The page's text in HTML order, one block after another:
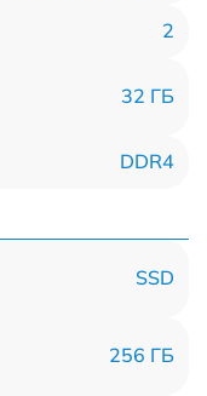
2
32 ГБ
DDR4
SSD
256 ГБ